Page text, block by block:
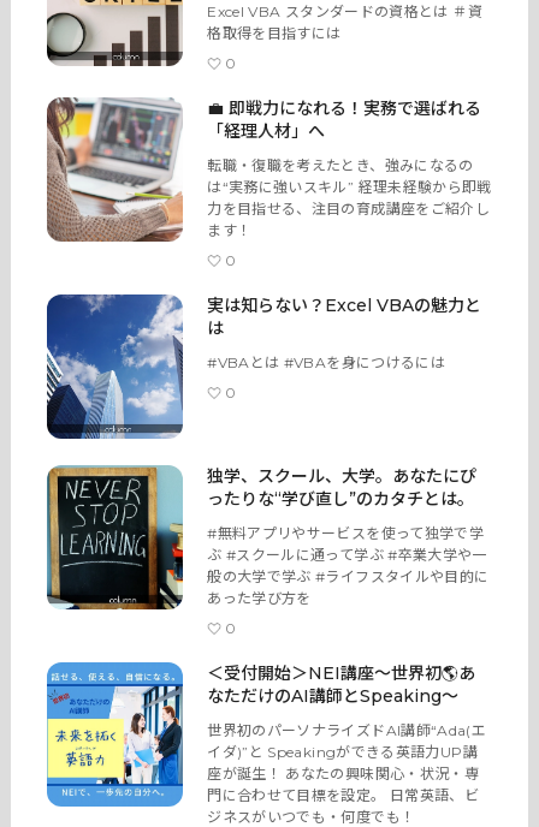
Excel VBA スタンダードの資格とは ＃資
格取得を目指すには
0
💼 即戦力になれる！実務で選ばれる
「経理人材」へ
転職・復職を考えたとき、強みになるの
は“実務に強いスキル” 経理未経験から即戦
力を目指せる、注目の育成講座をご紹介し
ます！
0
実は知らない？Excel VBAの魅力と
は
#VBAとは #VBAを身につけるには
0
独学、スクール、大学。あなたにぴ
ったりな“学び直し”のカタチとは。
#無料アプリやサービスを使って独学で学
ぶ #スクールに通って学ぶ #卒業大学や一
般の大学で学ぶ #ライフスタイルや目的に
あった学び方を
0
＜受付開始＞NEI講座～世界初🌎あ
なただけのAI講師とSpeaking～
世界初のパーソナライズドAI講師“Ada(エ
イダ)”と Speakingができる英語力UP講
座が誕生！ あなたの興味関心・状況・専
門に合わせて目標を設定。 日常英語、ビ
ジネスがいつでも・何度でも！